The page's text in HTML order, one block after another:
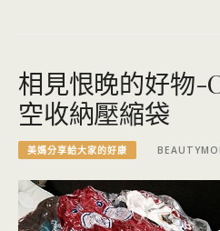
相見恨晚的好物-
空收納壓縮袋
美媽分享給大家的好康